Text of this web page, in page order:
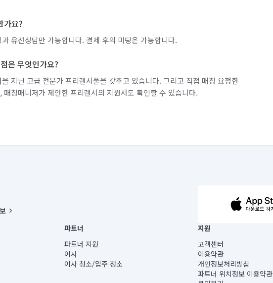
가요?
유선상담만 가능합니다. 결제 후의 미팅은 가능합니다.
은 무엇인가요?
지닌 고급 전문가 프리랜서풀을 갖추고 있습니다. 그리고 직접 매칭 요청한
매칭매니저가 제안한 프리랜서의 지원서도 확인할 수 있습니다.
| 인허가번호 : 2016-3220163-14-5-00019 |
울종로-1400(공정거래위원회 정보) |
RHEE
구 율곡로 6(중학동, 트윈트리빌딩) B동 5층
구 수송동 율곡로 24, 7층, 8층 미소
파트너
파트너 지원
이사
이사 청소/입주 청소
지원
고객센터
이용약관
개인정보처리방침
파트너 위치정보 이용약관